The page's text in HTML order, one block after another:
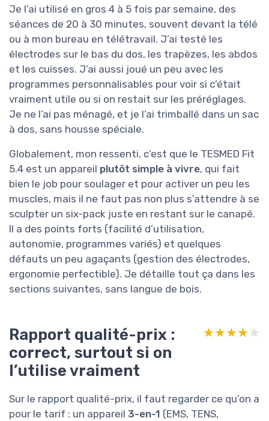
Je l’ai utilisé en gros 4 à 5 fois par semaine, des
séances de 20 à 30 minutes, souvent devant la télé
ou à mon bureau en télétravail. J’ai testé les
électrodes sur le bas du dos, les trapèzes, les abdos
et les cuisses. J’ai aussi joué un peu avec les
programmes personnalisables pour voir si c’était
vraiment utile ou si on restait sur les préréglages.
Je ne l’ai pas ménagé, et je l’ai trimballé dans un sac
à dos, sans housse spéciale.
Globalement, mon ressenti, c’est que le TESMED Fit
5.4 est un appareil plutôt simple à vivre, qui fait
bien le job pour soulager et pour activer un peu les
muscles, mais il ne faut pas non plus s’attendre à se
sculpter un six-pack juste en restant sur le canapé.
Il a des points forts (facilité d’utilisation,
autonomie, programmes variés) et quelques
défauts un peu agaçants (gestion des électrodes,
ergonomie perfectible). Je détaille tout ça dans les
sections suivantes, sans langue de bois.
Rapport qualité-prix :
correct, surtout si on
l’utilise vraiment
★★★★★
★★★★★
Sur le rapport qualité-prix, il faut regarder ce qu’on a
pour le tarif : un appareil 3-en-1 (EMS, TENS,